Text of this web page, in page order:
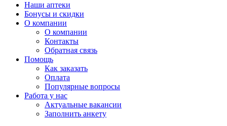
Наши аптеки
Бонусы и скидки
О компании
О компании
Контакты
Обратная связь
Помощь
Как заказать
Оплата
Популярные вопросы
Работа у нас
Актуальные вакансии
Заполнить анкету